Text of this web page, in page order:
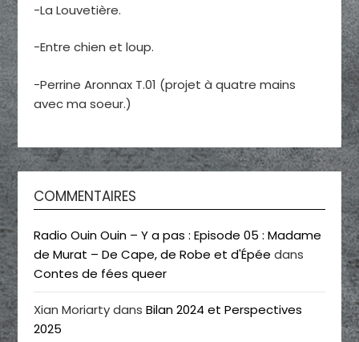
-La Louvetière.
-Entre chien et loup.
-Perrine Aronnax T.01 (projet à quatre mains
avec ma soeur.)
COMMENTAIRES
Radio Ouin Ouin – Y a pas : Episode 05 : Madame
de Murat – De Cape, de Robe et d'Épée dans
Contes de fées queer
Xian MoriartydansBilan 2024 et Perspectives
2025